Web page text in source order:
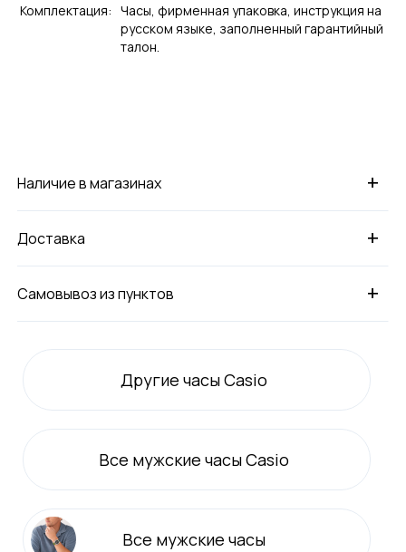
Комплектация: Часы, фирменная упаковка, инструкция на
русском языке, заполненный гарантийный
талон.
+
Наличие в магазинах
+
Доставка
+
Самовывоз из пунктов
Другие часы Casio
Все мужские часы Casio
Все мужские часы